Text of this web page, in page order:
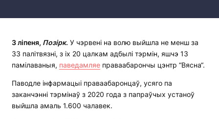
3 ліпеня, Позірк. У чэрвені на волю выйшла не менш за
33 палітвязні, з іх 20 цалкам адбылі тэрмін, яшчэ 13
памілаваныя, паведамляе праваабарончы цэнтр “Вясна“.
Паводле інфармацыі праваабаронцаў, усяго па
заканчэнні тэрмінаў з 2020 года з папраўчых устаноў
выйшла амаль 1.600 чалавек.